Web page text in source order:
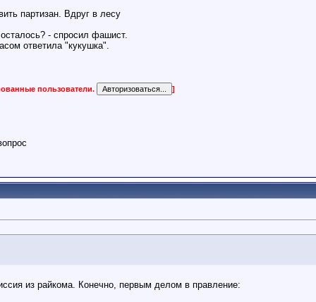
партизан. Вдруг в лесу
- спросил фашист.
ответила "кукушка".
пользователи. ]
из pайкома. Конечно, пеpвым делом в пpавление: